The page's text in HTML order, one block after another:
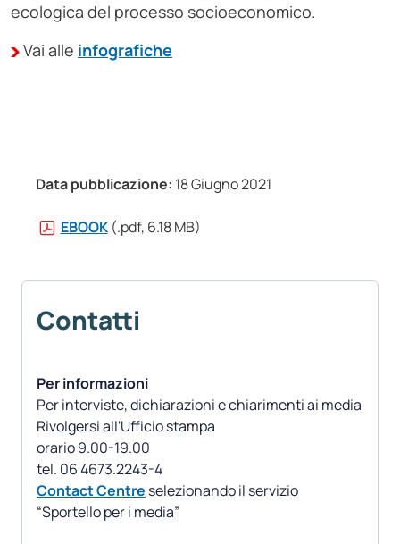
Data pubblicazione: 18 Giugno 2021
EBOOK (.pdf, 6.18 MB)
Contatti
Per informazioni
Per interviste, dichiarazioni e chiarimenti ai media
Rivolgersi all'Ufficio stampa
orario 9.00-19.00
Contact Centre selezionando il servizio
“Sportello per i media”
ecologica del processo socioeconomico.
Vai alle infografiche